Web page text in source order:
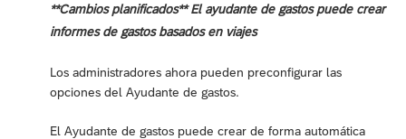
**Cambios planificados** El ayudante de gastos puede crear
informes de gastos basados en viajes
Los administradores ahora pueden preconfigurar las
opciones del Ayudante de gastos.
El Ayudante de gastos puede crear de forma automática